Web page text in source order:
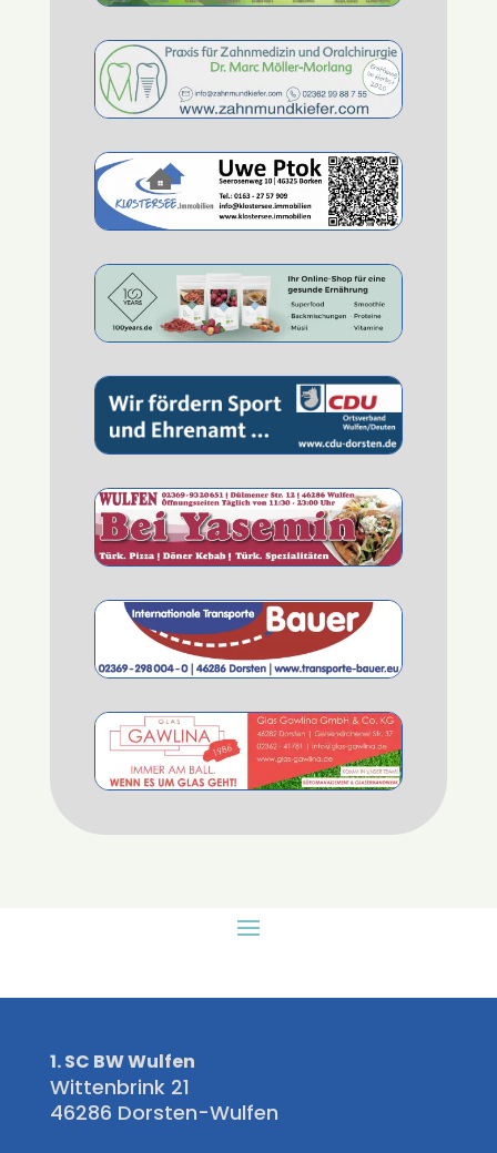
1. SC BW Wulfen
Wittenbrink 21
46286 Dorsten-Wulfen